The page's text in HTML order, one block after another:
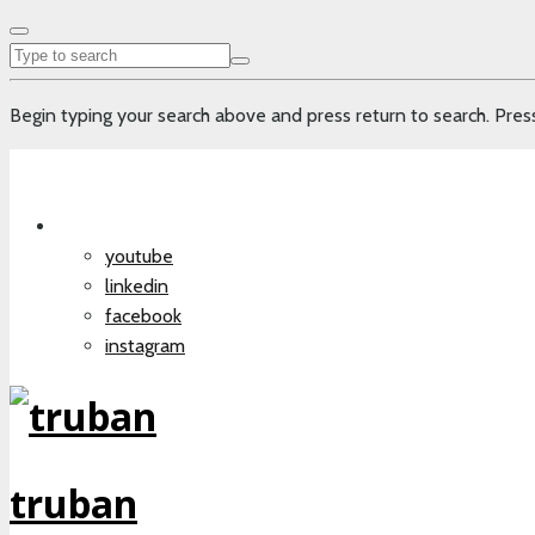
Begin typing your search above and press return to search.
youtube
linkedin
facebook
instagram
truban